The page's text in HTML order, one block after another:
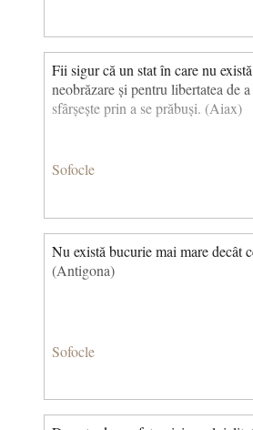
Fii sigur că un stat în care nu
neobrăzare și pentru libertatea de
sfârșește prin a se prăbuși. (Aiax)
Sofocle
Nu există bucurie mai mare decât
(Antigona)
Sofocle